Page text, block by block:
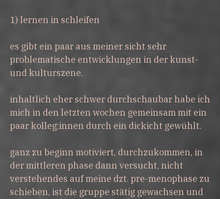
1) lernen in schleifen
es gibt ein paar aus meiner sicht sehr
problematische entwicklungen in der kunst-
und kulturszene.
inhaltlich eher schwer durchschaubar habe ich
mich in den letzten wochen gemeinsam mit ein
paar kolleg:innen durch ein dickicht gewühlt.
ganz zu beginn motiviert, durchzukommen, in
der mittleren phase dann versucht, nicht
verstehendes auf meine dzt. pre-menophase zu
schieben, ist die gruppe stätig gewachsen und